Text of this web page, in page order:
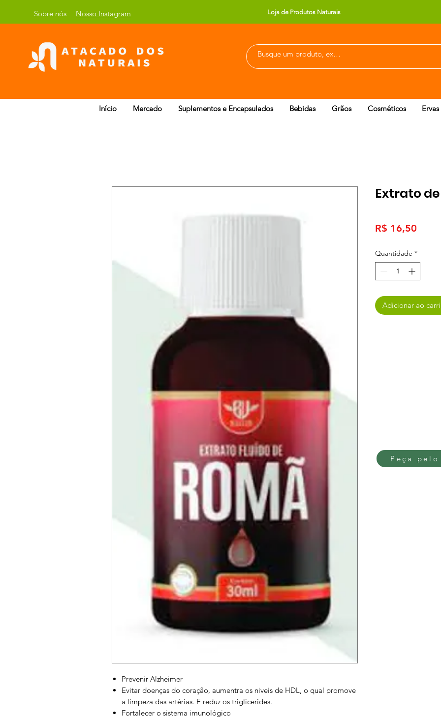
Sobre nós Nosso Instagram Loja de Produtos Naturais
Início Mercado Suplementos e Encapsulados Bebidas Grãos Cosméticos
Prevenir Alzheimer
Evitar doenças do coração, aumentra os niveis de HDL, o qual promove
a limpeza das artérias. E reduz os triglicerides.
Fortalecer o sistema imunológico
Extrato
R$ 16,50
Quantidade *
Adicionar ao
Peça pelo